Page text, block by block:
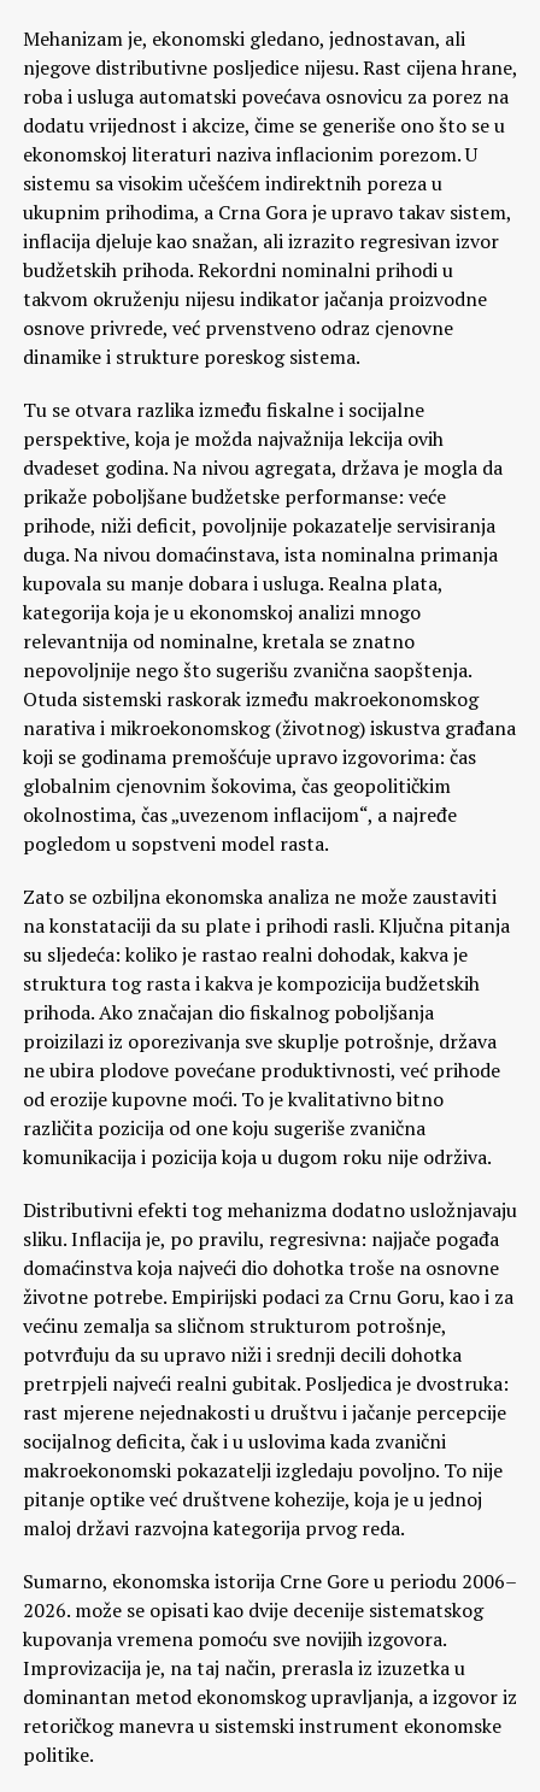
Mehanizam je, ekonomski gledano, jednostavan, ali
njegove distributivne posljedice nijesu. Rast cijena hrane,
roba i usluga automatski povećava osnovicu za porez na
dodatu vrijednost i akcize, čime se generiše ono što se u
ekonomskoj literaturi naziva inflacionim porezom. U
sistemu sa visokim učešćem indirektnih poreza u
ukupnim prihodima, a Crna Gora je upravo takav sistem,
inflacija djeluje kao snažan, ali izrazito regresivan izvor
budžetskih prihoda. Rekordni nominalni prihodi u
takvom okruženju nijesu indikator jačanja proizvodne
osnove privrede, već prvenstveno odraz cjenovne
dinamike i strukture poreskog sistema.
Tu se otvara razlika između fiskalne i socijalne
perspektive, koja je možda najvažnija lekcija ovih
dvadeset godina. Na nivou agregata, država je mogla da
prikaže poboljšane budžetske performanse: veće
prihode, niži deficit, povoljnije pokazatelje servisiranja
duga. Na nivou domaćinstava, ista nominalna primanja
kupovala su manje dobara i usluga. Realna plata,
kategorija koja je u ekonomskoj analizi mnogo
relevantnija od nominalne, kretala se znatno
nepovoljnije nego što sugerišu zvanična saopštenja.
Otuda sistemski raskorak između makroekonomskog
narativa i mikroekonomskog (životnog) iskustva građana
koji se godinama premošćuje upravo izgovorima: čas
globalnim cjenovnim šokovima, čas geopolitičkim
okolnostima, čas „uvezenom inflacijom“, a najređe
pogledom u sopstveni model rasta.
Zato se ozbiljna ekonomska analiza ne može zaustaviti
na konstataciji da su plate i prihodi rasli. Ključna pitanja
su sljedeća: koliko je rastao realni dohodak, kakva je
struktura tog rasta i kakva je kompozicija budžetskih
prihoda. Ako značajan dio fiskalnog poboljšanja
proizilazi iz oporezivanja sve skuplje potrošnje, država
ne ubira plodove povećane produktivnosti, već prihode
od erozije kupovne moći. To je kvalitativno bitno
različita pozicija od one koju sugeriše zvanična
komunikacija i pozicija koja u dugom roku nije održiva.
Distributivni efekti tog mehanizma dodatno usložnjavaju
sliku. Inflacija je, po pravilu, regresivna: najjače pogađa
domaćinstva koja najveći dio dohotka troše na osnovne
životne potrebe. Empirijski podaci za Crnu Goru, kao i za
većinu zemalja sa sličnom strukturom potrošnje,
potvrđuju da su upravo niži i srednji decili dohotka
pretrpjeli najveći realni gubitak. Posljedica je dvostruka:
rast mjerene nejednakosti u društvu i jačanje percepcije
socijalnog deficita, čak i u uslovima kada zvanični
makroekonomski pokazatelji izgledaju povoljno. To nije
pitanje optike već društvene kohezije, koja je u jednoj
maloj državi razvojna kategorija prvog reda.
Sumarno, ekonomska istorija Crne Gore u periodu 2006–
2026. može se opisati kao dvije decenije sistematskog
kupovanja vremena pomoću sve novijih izgovora.
Improvizacija je, na taj način, prerasla iz izuzetka u
dominantan metod ekonomskog upravljanja, a izgovor iz
retoričkog manevra u sistemski instrument ekonomske
politike.